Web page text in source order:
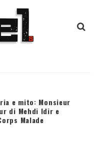
e mito: Monsieur
di Mehdi Idir e
Malade